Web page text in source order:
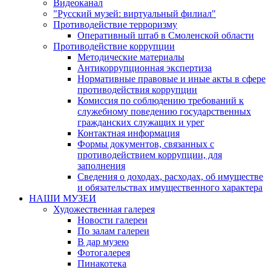
Видеоканал
"Русский музей: виртуальный филиал"
Противодействие терроризму
Оперативный штаб в Смоленской области
Противодействие коррупции
Методические материалы
Антикоррупционная экспертиза
Нормативные правовые и иные акты в сфере
противодействия коррупции
Комиссия по соблюдению требований к
служебному поведению государственных
гражданских служащих и урег
Контактная информация
Формы документов, связанных с
противодействием коррупции, для
заполнения
Сведения о доходах, расходах, об имуществе
и обязательствах имущественного характера
НАШИ МУЗЕИ
Художественная галерея
Новости галереи
По залам галереи
В дар музею
Фотогалерея
Пинакотека